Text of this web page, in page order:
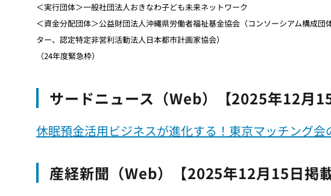
＜実行団体＞一般社団法人おきなわ子ども未来ネットワーク
＜資金分配団体＞公益財団法人沖縄県労働者福祉基金協会（コンソーシアム構成団
ター、認定特定非営利活動法人日本都市計画家協会）
（24年度緊急枠）
サードニュース（Web）【2025年12月15
休眠預金活用ビジネスが進化する！東京マッチング会
産経新聞（Web）【2025年12月15日掲載